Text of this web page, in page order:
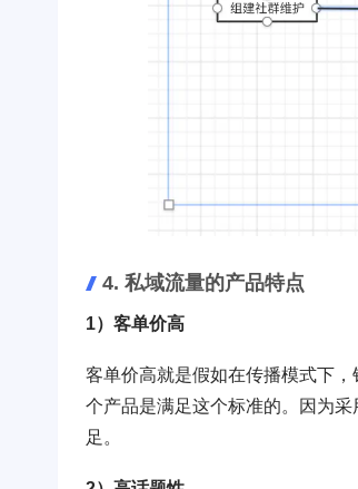
4. 私域流量的产品特点
1）客单价高
客单价高就是假如在传播模式下
个产品是满足这个标准的。因为
足。